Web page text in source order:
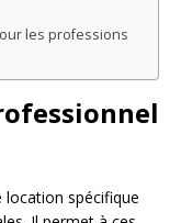
les professions
spécifique